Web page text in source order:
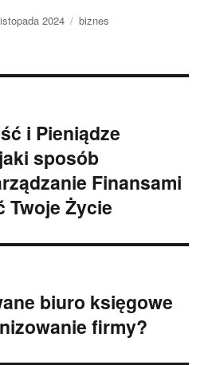
2024 Kategorie
biznes
i Pieniądze
sposób
Finansami
Twoje Życie
biuro księgowe
firmy?